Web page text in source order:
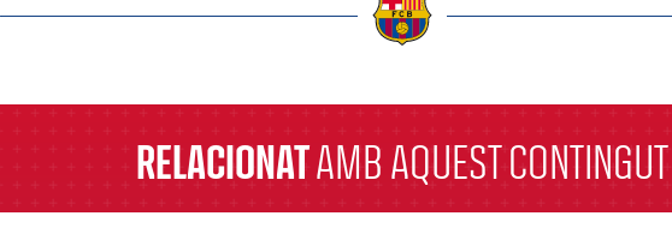
RELACIONATAMB AQUEST CONTINGUT